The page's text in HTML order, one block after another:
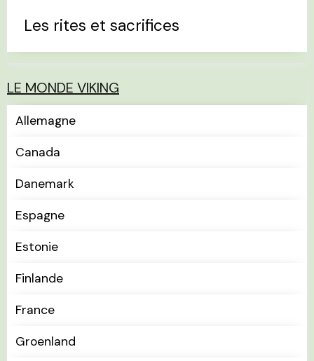
Les rites et sacrifices
LE MONDE VIKING
Allemagne
Canada
Danemark
Espagne
Estonie
Finlande
France
Groenland